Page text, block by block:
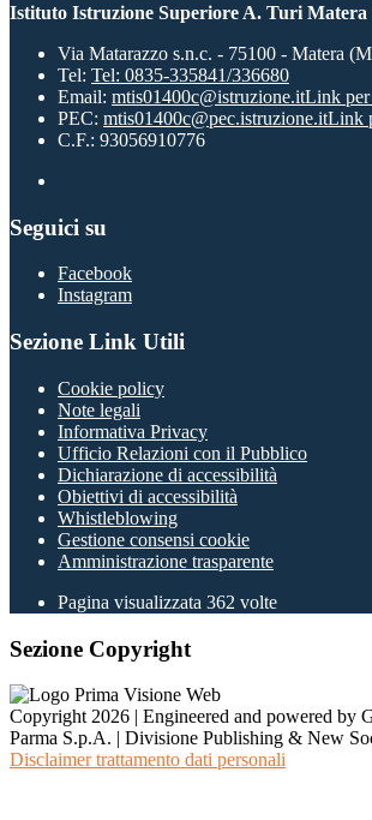
Istituto Istruzione Superiore A. Turi Matera
Via Matarazzo s.n.c. - 75100 - Matera
Tel: Tel: 0835-335841/336680
Email: mtis01400c@istruzione.itLink per
PEC: mtis01400c@pec.istruzione.itLink
C.F.: 93056910776
Seguici su
Facebook
Instagram
Sezione Link Utili
Cookie policy
Note legali
Informativa Privacy
Ufficio Relazioni con il Pubblico
Dichiarazione di accessibilità
Obiettivi di accessibilità
Whistleblowing
Gestione consensi cookie
Amministrazione trasparente
Pagina visualizzata 362 volte
Sezione Copyright
Copyright 2026 | Engineered and powered by
Parma S.p.A. | Divisione Publishing & New
Disclaimer trattamento dati personali